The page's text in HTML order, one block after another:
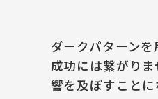
ダークパターン
成功には繋がり
響を及ぼすことに